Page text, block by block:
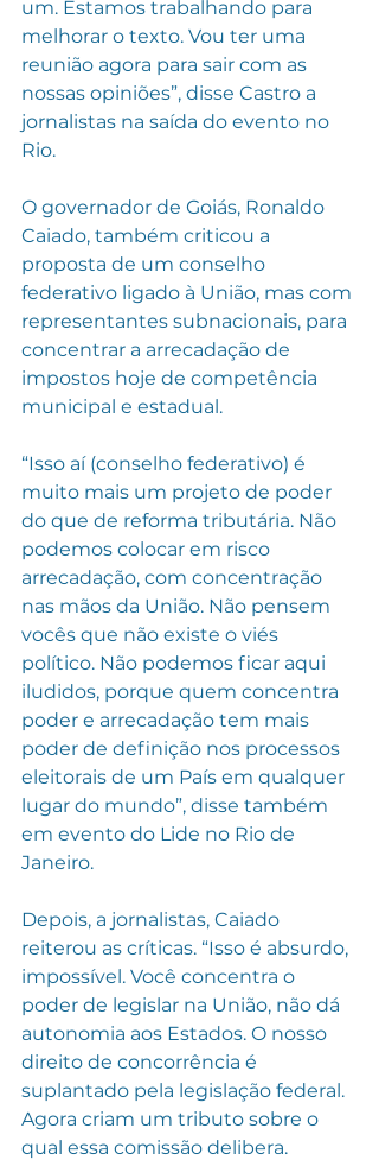
um. Estamos trabalhando para
melhorar o texto. Vou ter uma
reunião agora para sair com as
nossas opiniões”, disse Castro a
jornalistas na saída do evento no
Rio.
O governador de Goiás, Ronaldo
Caiado, também criticou a
proposta de um conselho
federativo ligado à União, mas com
representantes subnacionais, para
concentrar a arrecadação de
impostos hoje de competência
municipal e estadual.
“Isso aí (conselho federativo) é
muito mais um projeto de poder
do que de reforma tributária. Não
podemos colocar em risco
arrecadação, com concentração
nas mãos da União. Não pensem
vocês que não existe o viés
político. Não podemos ficar aqui
iludidos, porque quem concentra
poder e arrecadação tem mais
poder de definição nos processos
eleitorais de um País em qualquer
lugar do mundo”, disse também
em evento do Lide no Rio de
Janeiro.
Depois, a jornalistas, Caiado
reiterou as críticas. “Isso é absurdo,
impossível. Você concentra o
poder de legislar na União, não dá
autonomia aos Estados. O nosso
direito de concorrência é
suplantado pela legislação federal.
Agora criam um tributo sobre o
qual essa comissão delibera.